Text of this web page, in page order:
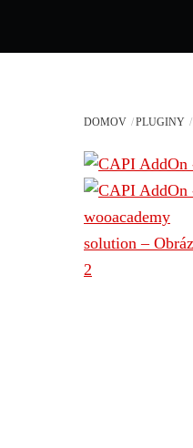
DOMOV PLUGINY